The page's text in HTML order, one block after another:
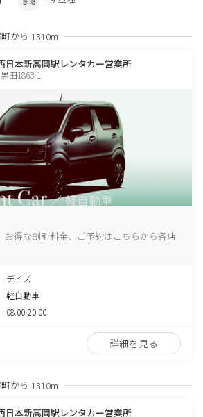
から 1310m
日本新高岡駅レンタカー営業所
田1863-1
お得な割引料金、ご予約はこちらから各店
デイズ
軽自動車
08:00-20:00
詳細を見る
から 1310m
日本新高岡駅レンタカー営業所